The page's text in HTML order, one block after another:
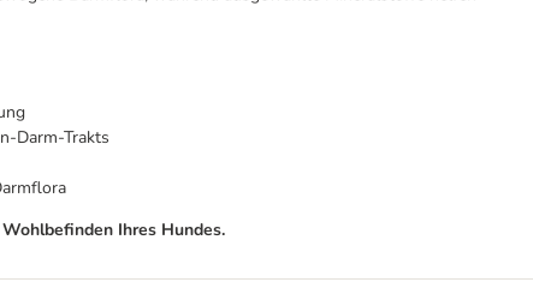
Darm-Trakts
Ihres Hundes.